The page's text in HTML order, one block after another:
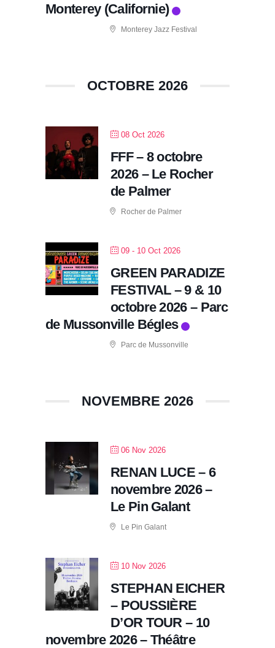
Monterey (Californie)
Monterey Jazz Festival
OCTOBRE 2026
08 Oct 2026
FFF – 8 octobre
2026 – Le Rocher
de Palmer
Rocher de Palmer
09 - 10 Oct 2026
GREEN PARADIZE
FESTIVAL – 9 & 10
octobre 2026 – Parc
de Mussonville Bégles
Parc de Mussonville
NOVEMBRE 2026
06 Nov 2026
RENAN LUCE – 6
novembre 2026 –
Le Pin Galant
Le Pin Galant
10 Nov 2026
STEPHAN EICHER
– POUSSIÈRE
D’OR TOUR – 10
novembre 2026 – Théâtre